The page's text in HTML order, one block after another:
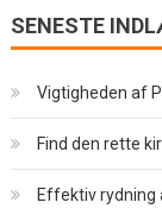
SENESTE
Vigtigheden af
Find den rette
Effektiv rydning